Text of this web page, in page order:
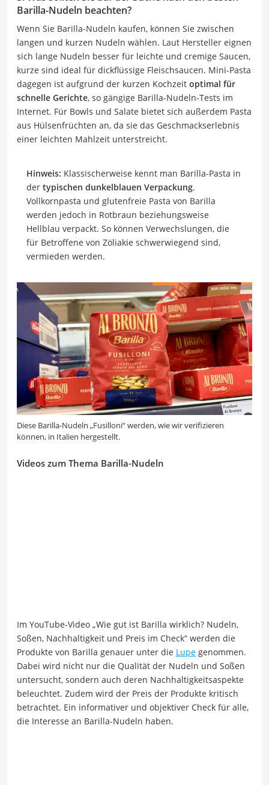
Barilla-Nudeln beachten?
Wenn Sie Barilla-Nudeln kaufen, können Sie zwischen
langen und kurzen Nudeln wählen. Laut Hersteller eignen
sich lange Nudeln besser für leichte und cremige Saucen,
kurze sind ideal für dickflüssige Fleischsaucen. Mini-Pasta
dagegen ist aufgrund der kurzen Kochzeit optimal für
schnelle Gerichte, so gängige Barilla-Nudeln-Tests im
Internet. Für Bowls und Salate bietet sich außerdem Pasta
aus Hülsenfrüchten an, da sie das Geschmackserlebnis
einer leichten Mahlzeit unterstreicht.
Hinweis: Klassischerweise kennt man Barilla-Pasta in
der typischen dunkelblauen Verpackung.
Vollkornpasta und glutenfreie Pasta von Barilla
werden jedoch in Rotbraun beziehungsweise
Hellblau verpackt. So können Verwechslungen, die
für Betroffene von Zöliakie schwerwiegend sind,
vermieden werden.
Diese Barilla-Nudeln „Fusilloni“ werden, wie wir verifizieren
können, in Italien hergestellt.
Videos zum Thema Barilla-Nudeln
Im YouTube-Video „Wie gut ist Barilla wirklich? Nudeln,
Soßen, Nachhaltigkeit und Preis im Check“ werden die
Produkte von Barilla genauer unter die Lupe genommen.
Dabei wird nicht nur die Qualität der Nudeln und Soßen
untersucht, sondern auch deren Nachhaltigkeitsaspekte
beleuchtet. Zudem wird der Preis der Produkte kritisch
betrachtet. Ein informativer und objektiver Check für alle,
die Interesse an Barilla-Nudeln haben.